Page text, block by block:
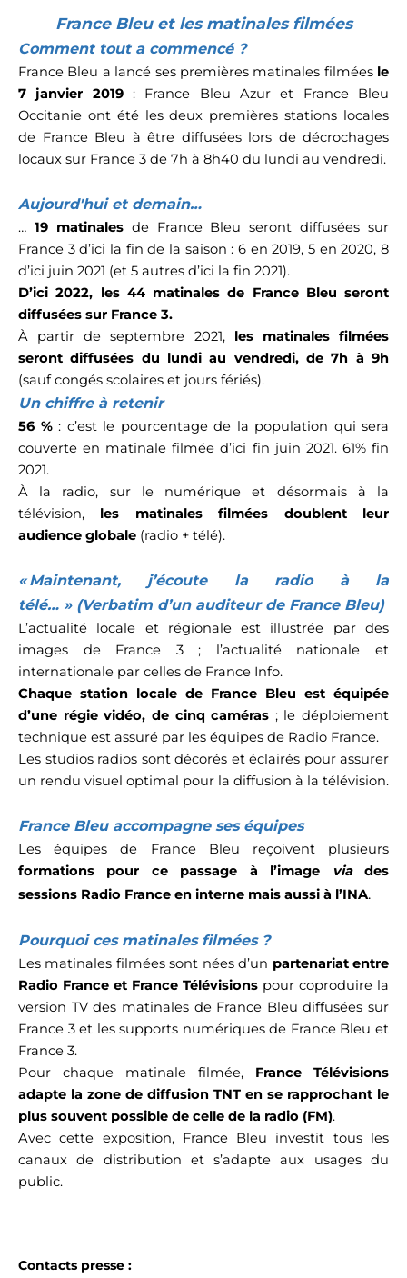
France Bleu et les matinales filmées
Comment tout a commencé ?
France Bleu a lancé ses premières matinales filméesle
7 janvier 2019: France Bleu Azur et France Bleu
Occitanie ont été les deux premières stations locales
de France Bleu à être diffusées lors de décrochages
locaux sur France 3 de 7h à 8h40 du lundi au vendredi.
Aujourd'hui et demain…
… 19 matinalesde France Bleu seront diffusées sur
France 3 d’ici la fin de la saison : 6 en 2019, 5 en 2020, 8
d’ici juin 2021 (et 5 autres d’ici la fin 2021).
D’ici 2022, les 44 matinales de France Bleu seront
diffusées sur France 3.
À partir de septembre 2021, les matinales filmées
seront diffusées du lundi au vendredi, de 7h à 9h
(sauf congés scolaires et jours fériés).
Un chiffre à retenir
56 %: c’est le pourcentage de la population qui sera
couverte en matinale filmée d’ici fin juin 2021. 61% fin
2021.
À la radio, sur le numérique et désormais à la
télévision, les matinales filmées doublent leur
audience globale (radio + télé).
« Maintenant, j’écoute la radio à la
télé… » (Verbatim d’un auditeur de France Bleu)
L’actualité locale et régionale est illustrée par des
images de France 3 ; l’actualité nationale et
internationale par celles de France Info.
Chaque station locale de France Bleu est équipée
d’une régie vidéo, de cinq caméras ; le déploiement
technique est assuré par les équipes de Radio France.
Les studios radios sont décorés et éclairés pour assurer
un rendu visuel optimal pour la diffusion à la télévision.
France Bleu accompagne ses équipes
Les équipes de France Bleu reçoivent plusieurs
formations pour ce passage à l’image
viades
sessions Radio France en interne mais aussi à l’INA.
Pourquoi ces matinales filmées ?
Les matinales filmées sont nées d’un partenariat entre
Radio France et France Télévisions pour coproduire la
version TV des matinales de France Bleu diffusées sur
France 3 et les supports numériques de France Bleu et
France 3.
Pour chaque matinale filmée, France Télévisions
adapte la zone de diffusion TNT en se rapprochant le
plus souvent possible de celle de la radio (FM).
Avec cette exposition, France Bleu investit tous les
canaux de distribution et s’adapte aux usages du
public.
Contacts presse :